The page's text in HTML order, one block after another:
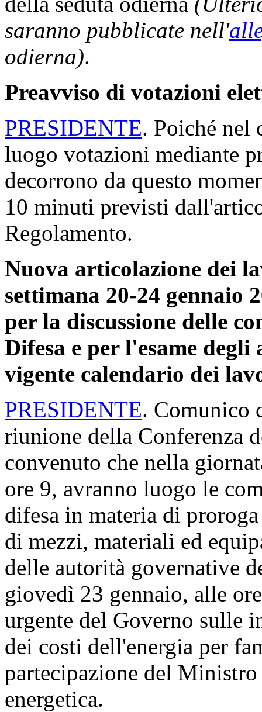
saranno pubblicate nell'
odierna).
Preavviso di votazioni
PRESIDENTE. Poiché nel
luogo votazioni mediante
decorrono da questo
10 minuti previsti
Regolamento.
Nuova articolazione dei
settimana 20-24 gennaio
per la discussione delle
Difesa e per l'esame
vigente calendario dei
PRESIDENTE. Comunico
riunione della Conferenza
convenuto che nella
ore 9, avranno luogo le
difesa in materia di
di mezzi, materiali ed
delle autorità governative
giovedì 23 gennaio, alle
urgente del Governo sulle
dei costi dell'energia per
partecipazione del
energetica.